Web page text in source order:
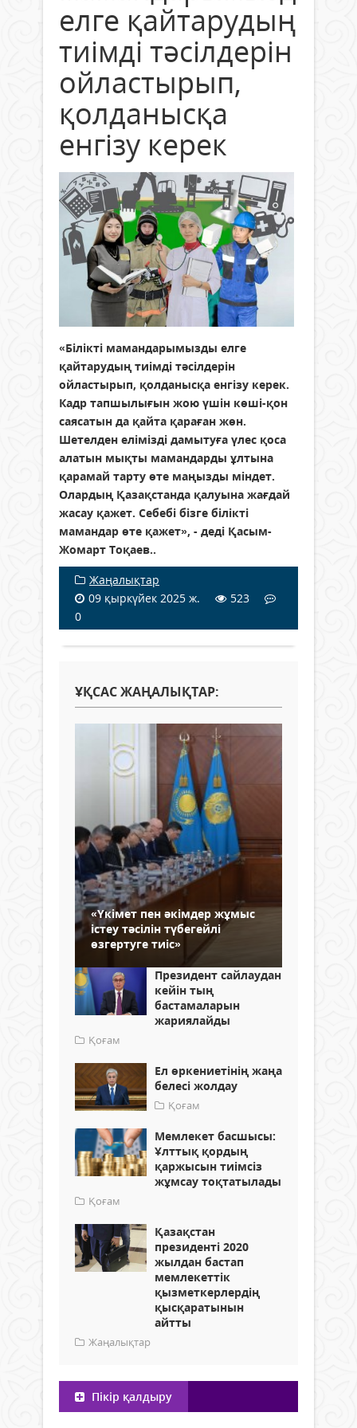
елге қайтарудың
тиімді тәсілдерін
ойластырып,
қолданысқа
енгізу керек
«Білікті мамандарымызды елге
қайтарудың тиімді тәсілдерін
ойластырып, қолданысқа енгізу керек.
Кадр тапшылығын жою үшін көші-қон
саясатын да қайта қараған жөн.
Шетелден елімізді дамытуға үлес қоса
алатын мықты мамандарды ұлтына
қарамай тарту өте маңызды міндет.
Олардың Қазақстанда қалуына жағдай
жасау қажет. Себебі бізге білікті
мамандар өте қажет», - деді Қасым-
Жомарт Тоқаев..
Жаңалықтар
09 қыркүйек 2025 ж.
523
0
ҰҚСАС ЖАҢАЛЫҚТАР:
«Үкімет пен әкімдер жұмыс
істеу тәсілін түбегейлі
өзгертуге тиіс»
Президент сайлаудан
кейін тың
бастамаларын
жариялайды
Қоғам
Ел өркениетінің жаңа
белесі жолдау
Қоғам
Мемлекет басшысы:
Ұлттық қордың
қаржысын тиімсіз
жұмсау тоқтатылады
Қоғам
Қазақстан
президенті 2020
жылдан бастап
мемлекеттік
қызметкерлердің
қысқаратынын
айтты
Жаңалықтар
Пікір қалдыру